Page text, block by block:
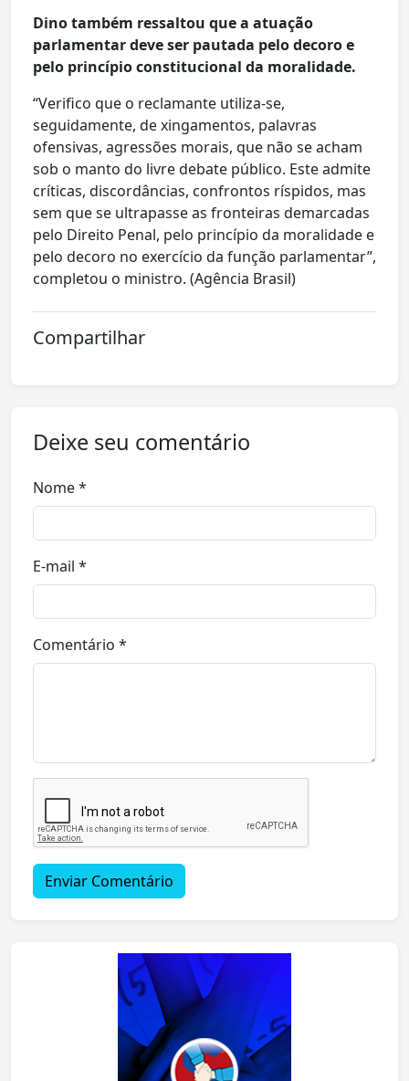
Dino também ressaltou que a atuação
parlamentar deve ser pautada pelo decoro e
pelo princípio constitucional da moralidade.
“Verifico que o reclamante utiliza-se,
seguidamente, de xingamentos, palavras
ofensivas, agressões morais, que não se acham
sob o manto do livre debate público. Este admite
críticas, discordâncias, confrontos ríspidos, mas
sem que se ultrapasse as fronteiras demarcadas
pelo Direito Penal, pelo princípio da moralidade e
pelo decoro no exercício da função parlamentar”,
completou o ministro. (Agência Brasil)
Compartilhar
Deixe seu comentário
Nome *
E-mail *
Comentário *
Enviar Comentário